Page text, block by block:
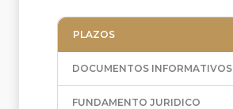
PLAZOS
DOCUMENTOS INFORMATIVOS
FUNDAMENTO JURIDICO